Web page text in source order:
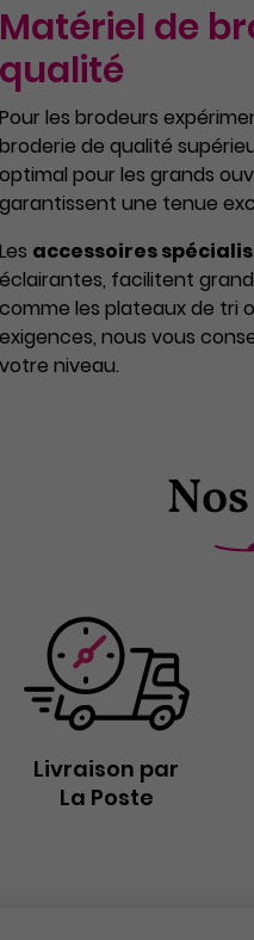
Matériel de
qualité
Pour les brodeurs
broderie de qualité
optimal pour les grands
garantissent une tenue
Les accessoires
éclairantes, facilitent
comme les plateaux de tri
exigences, nous vous
votre niveau.
Livraison par
La Poste